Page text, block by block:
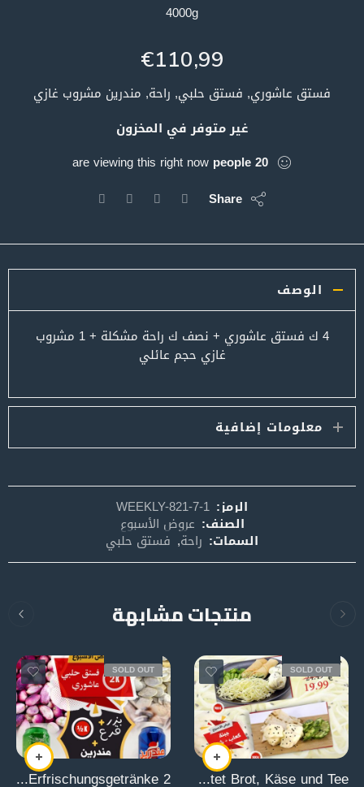
4000g
€110,99
فستق عاشوري, فستق حلبي, راحة, مندرين مشروب غازي
غير متوفر في المخزون
20
people
are viewing this right now
Share
الوصف
4 ك فستق عاشوري + نصف ك راحة مشكلة + 1 مشروب
غازي حجم عائلي
معلومات إضافية
الرمز: WEEKLY-821-7-1
الصنف: عروض الأسبوع
السمات: راحة, فستق حلبي
منتجات مشابهة
SOLD OUT
Wöchentlich bietet Brot, Käse und Tee
SOLD OUT
2 K Natruelle Pistazien + 500g Kürbiskerne + 2 Erfrischungsgetränke